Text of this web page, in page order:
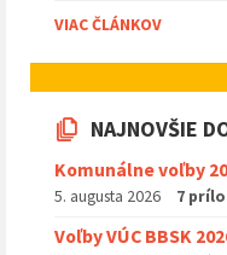
VIAC ČLÁNKOV
NAJNOVŠIE
Komunálne voľby
5. augusta 2026 7
Voľby VÚC BBSK